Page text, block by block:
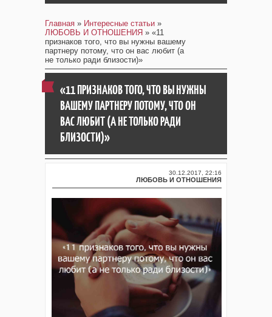
Главная » Интересные статьи »
ЛЮБОВЬ И ОТНОШЕНИЯ » «11
признаков того, что вы нужны вашему
партнеру потому, что он вас любит (а
не только ради близости)»
«11 ПРИЗНАКОВ ТОГО, ЧТО ВЫ НУЖНЫ
ВАШЕМУ ПАРТНЕРУ ПОТОМУ, ЧТО ОН
ВАС ЛЮБИТ (А НЕ ТОЛЬКО РАДИ
БЛИЗОСТИ)»
30.12.2017, 22:16
ЛЮБОВЬ И ОТНОШЕНИЯ